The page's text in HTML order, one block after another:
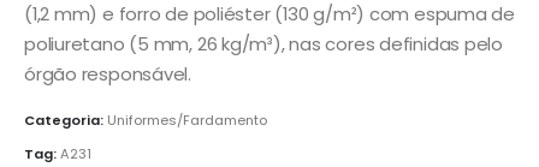
(1,2 mm) e forro de poliéster (130 g/m²) com espuma de
poliuretano (5 mm, 26 kg/m³), nas cores definidas pelo
órgão responsável.
Categoria: Uniformes/Fardamento
Tag:A231